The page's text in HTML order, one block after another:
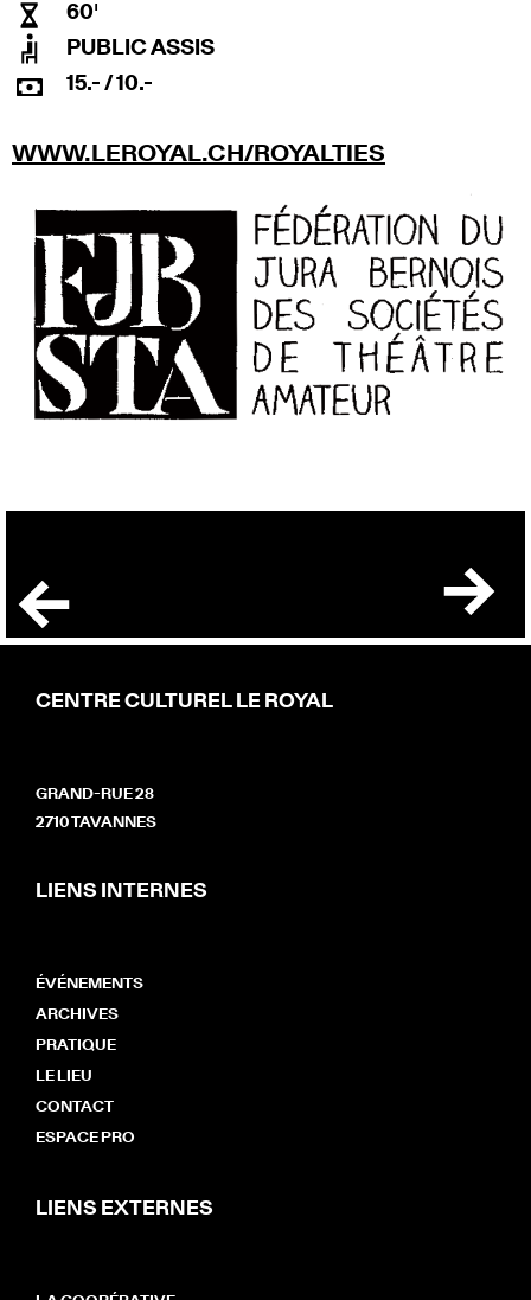
60'
PUBLIC ASSIS
15.- / 10.-
WWW.LEROYAL.CH/ROYALTIES
CENTRE CULTUREL LE ROYAL
GRAND-RUE 28
2710 TAVANNES
LIENS INTERNES
ÉVÉNEMENTS
ARCHIVES
PRATIQUE
LE LIEU
CONTACT
ESPACE PRO
LIENS EXTERNES